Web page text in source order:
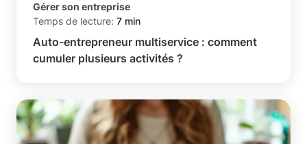
Gérer son entreprise
Temps de lecture: 7 min
Auto-entrepreneur multiservice : comment
cumuler plusieurs activités ?